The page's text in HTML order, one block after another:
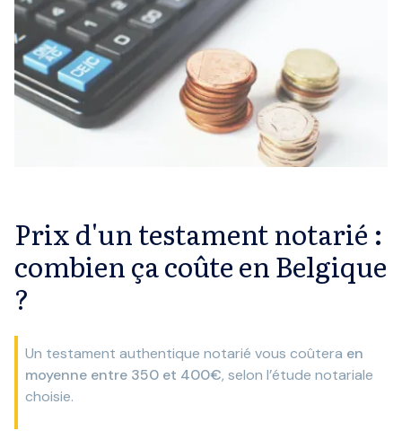
Prix d'un testament notarié :
combien ça coûte en Belgique
?
Un testament authentique notarié vous coûtera en
moyenne entre 350 et 400€, selon l’étude notariale
choisie.